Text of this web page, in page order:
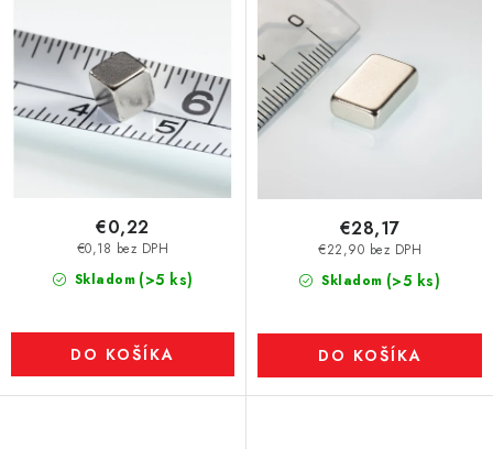
Skladom (>5 ks)
€0,18 bez DPH
€0,22
DO KOŠÍKA
Skladom (>5 ks)
€22,90 bez DPH
€28,17
DO KOŠÍKA